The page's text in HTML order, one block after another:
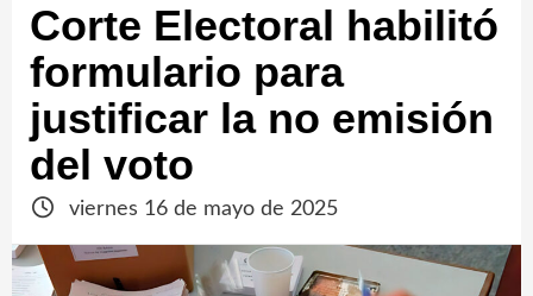
Corte Electoral habilitó
formulario para
justificar la no emisión
del voto
viernes 16 de mayo de 2025